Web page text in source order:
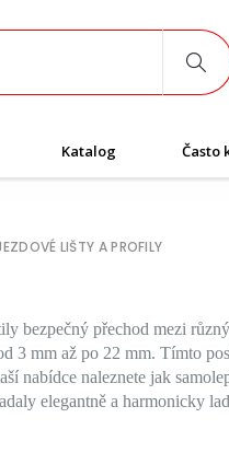
Katalog Často
LIŠTY A PROFILY
bezpečný přechod mezi
3 mm až po 22 mm. Tímto
nabídce naleznete jak
elegantně a harmonicky